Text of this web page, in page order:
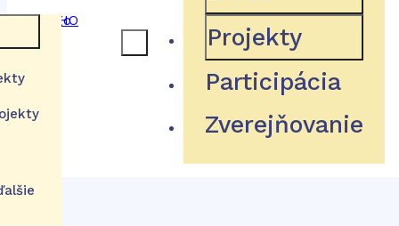
Projekty
Participácia
Zverejňovanie
Hľadaná stránka neexistuje